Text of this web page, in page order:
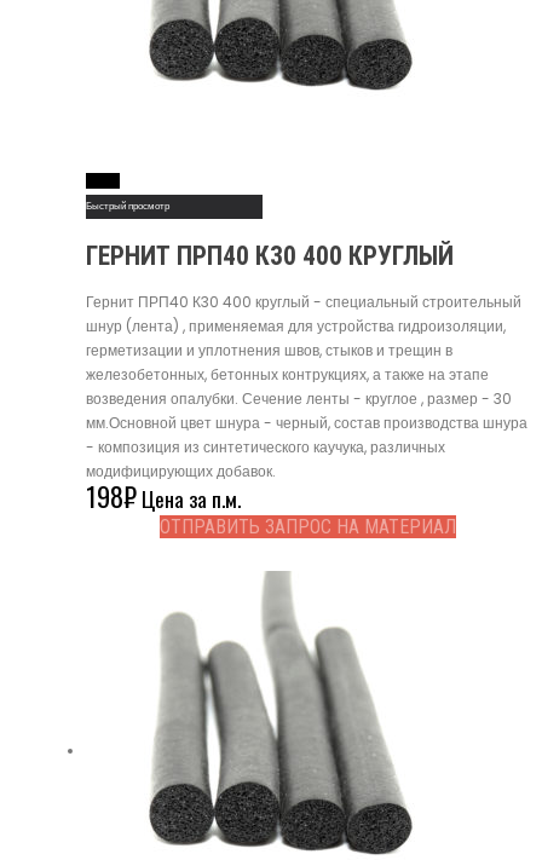
Быстрый просмотр
ГЕРНИТ ПРП40 К30 400 КРУГЛЫЙ
Гернит ПРП40 К30 400 круглый - специальный строительный
шнур (лента) , применяемая для устройства гидроизоляции,
герметизации и уплотнения швов, стыков и трещин в
железобетонных, бетонных контрукциях, а также на этапе
возведения опалубки. Сечение ленты - круглое , размер - 30
мм.Основной цвет шнура - черный, состав производства шнура
- композиция из синтетического каучука, различных
модифицирующих добавок.
198₽Цена за п.м.
ОТПРАВИТЬ ЗАПРОС НА МАТЕРИАЛ